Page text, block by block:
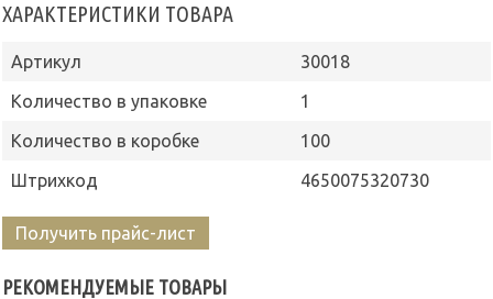
ХАРАКТЕРИСТИКИ ТОВАРА
Артикул
30018
Количество в упаковке
1
Количество в коробке
100
Штрихкод
4650075320730
Получить прайс-лист
РЕКОМЕНДУЕМЫЕ ТОВАРЫ